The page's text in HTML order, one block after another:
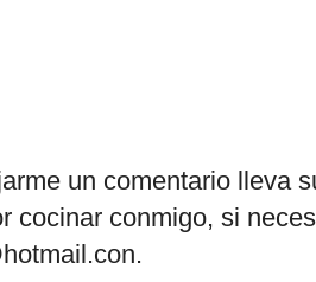
un comentario lleva
cocinar conmigo, si